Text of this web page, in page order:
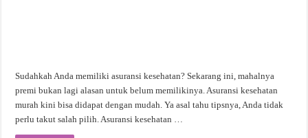
Sudahkah Anda memiliki asuransi kesehatan? Sekarang ini, mahalnya
premi bukan lagi alasan untuk belum memilikinya. Asuransi kesehatan
murah kini bisa didapat dengan mudah. Ya asal tahu tipsnya, Anda tidak
perlu takut salah pilih. Asuransi kesehatan …